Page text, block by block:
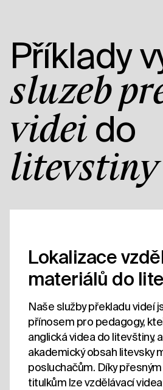
Příklady
služeb
videído
litevštiny
Lokalizace
materiálů do
Naše služby překladu videí
přínosem pro pedagogy,
anglická videa do litevštiny,
akademický obsah litevsky
posluchačům. Díky
titulkům lze vzdělávací